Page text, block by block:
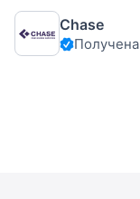
Москвы-реки. Из
воду, набережную
планировка
Chase